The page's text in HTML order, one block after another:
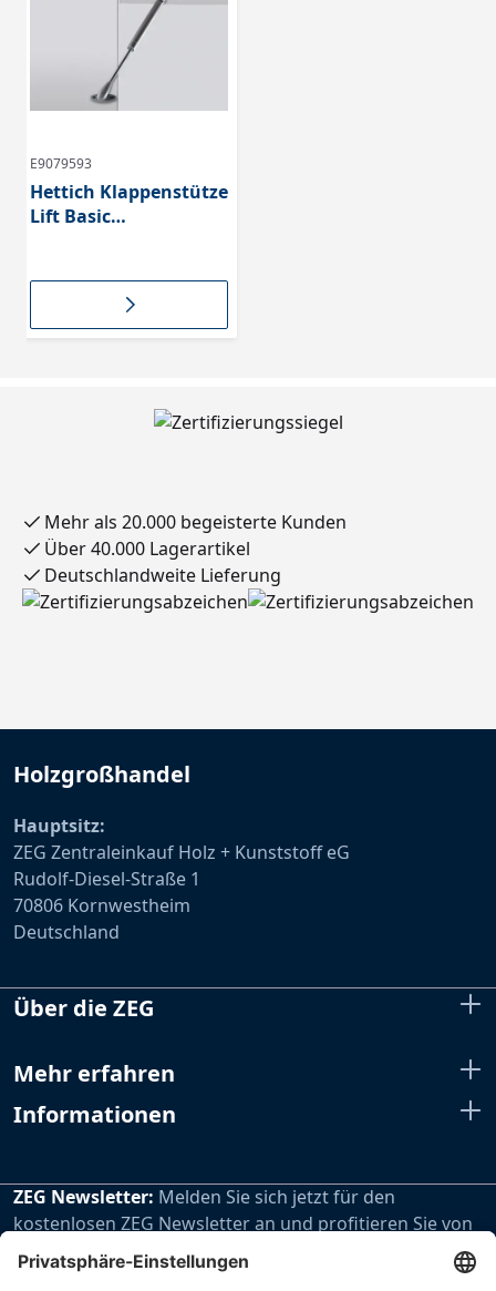
E9079593
Hettich Klappenstütze
Lift Basic
Korpushöhe 250-400
mm 9079593
Mehr als 20.000 begeisterte Kunden
Über 40.000 Lagerartikel
Deutschlandweite Lieferung
Holzgroßhandel
Hauptsitz:
ZEG Zentraleinkauf Holz + Kunststoff eG
Rudolf-Diesel-Straße 1
70806 Kornwestheim
Deutschland
Über die ZEG
Mehr erfahren
Informationen
ZEG Newsletter: Melden Sie sich jetzt für den
kostenlosen ZEG Newsletter an und profitieren Sie von
den extra Vorteilen unseres regelmäßig erscheinenden
Newsletters.